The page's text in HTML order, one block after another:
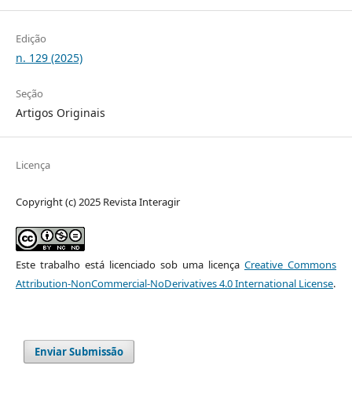
Edição
n. 129 (2025)
Seção
Artigos Originais
Licença
Copyright (c) 2025 Revista Interagir
Este trabalho está licenciado sob uma licençaCreative Commons
Attribution-NonCommercial-NoDerivatives 4.0 International License.
Enviar Submissão